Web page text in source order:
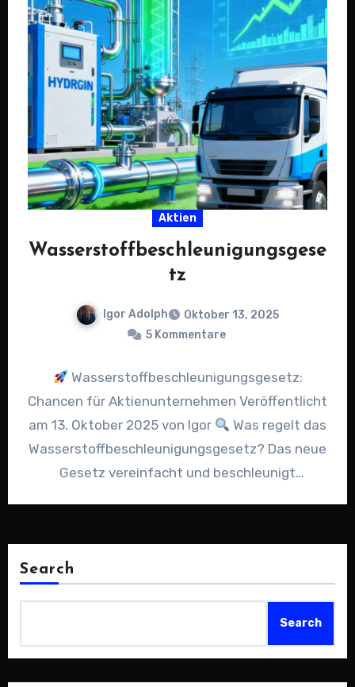
Aktien
Wasserstoffbeschleunigungsgese
tz
Igor Adolph
Oktober 13, 2025
5 Kommentare
Wasserstoffbeschleunigungsgesetz:
Chancen für Aktienunternehmen Veröffentlicht
am 13. Oktober 2025 von Igor
Was regelt das
Wasserstoffbeschleunigungsgesetz? Das neue
Gesetz vereinfacht und beschleunigt
Search
Search